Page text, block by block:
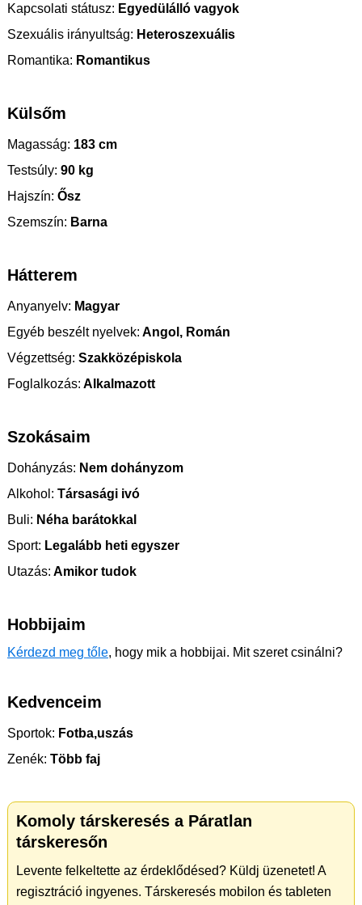
Kapcsolati státusz: Egyedülálló vagyok
Szexuális irányultság: Heteroszexuális
Romantika: Romantikus
Külsőm
Magasság: 183 cm
Testsúly: 90 kg
Hajszín: Ősz
Szemszín: Barna
Hátterem
Anyanyelv: Magyar
Egyéb beszélt nyelvek: Angol, Román
Végzettség: Szakközépiskola
Foglalkozás: Alkalmazott
Szokásaim
Dohányzás: Nem dohányzom
Alkohol: Társasági ivó
Buli: Néha barátokkal
Sport: Legalább heti egyszer
Utazás: Amikor tudok
Hobbijaim
Kérdezd meg tőle, hogy mik a hobbijai. Mit szeret csinálni?
Kedvenceim
Sportok: Fotba,uszás
Zenék: Több faj
Komoly társkeresés a Páratlan
társkeresőn
Levente felkeltette az érdeklődésed? Küldj üzenetet! A
regisztráció ingyenes. Társkeresés mobilon és tableten